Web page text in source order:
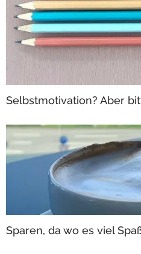
Selbstmotivation? Aber
Sparen, da wo es viel